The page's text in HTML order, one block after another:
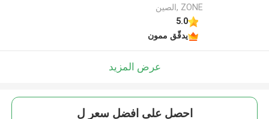
ZONE ,الصين
5.0
يدقّق ممون
عرض المزيد
احصل على افضل سعر ل